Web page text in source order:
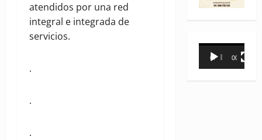
atendidos por una red
integral e integrada de
servicios.
.
.
.
Reproductor
00:00 00:31